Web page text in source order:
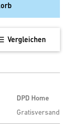
Vergleichen
DPD Home
Gratisversand